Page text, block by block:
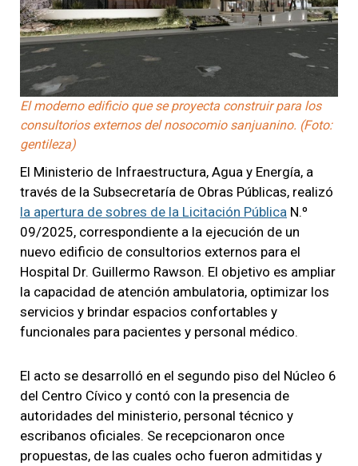
El moderno edificio que se proyecta construir para los
consultorios externos del nosocomio sanjuanino. (Foto:
gentileza)
El Ministerio de Infraestructura, Agua y Energía, a
través de la Subsecretaría de Obras Públicas, realizó
la apertura de sobres de la Licitación Pública N.º
09/2025, correspondiente a la ejecución de un
nuevo edificio de consultorios externos para el
Hospital Dr. Guillermo Rawson. El objetivo es ampliar
la capacidad de atención ambulatoria, optimizar los
servicios y brindar espacios confortables y
funcionales para pacientes y personal médico.
El acto se desarrolló en el segundo piso del Núcleo 6
del Centro Cívico y contó con la presencia de
autoridades del ministerio, personal técnico y
escribanos oficiales. Se recepcionaron once
propuestas, de las cuales ocho fueron admitidas y